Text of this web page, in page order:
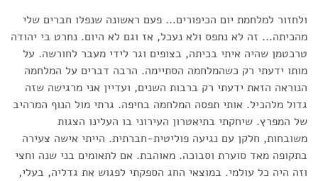
ולחזור למלחמת יום הכיפורים... פעם ראשונה שנפלו חברים שלי
מהכיתה... זה לא נתפס ולא נעכל, אז וגם לא היום. נחרט בי יהודה
טרכטמן שהיה איתי בכיתה, בצופים וגר לידי מעבר לחורשה. על
מותו ידעתי רק כשהמלחמה הסתיימה. הרבה דברים על המלחמה
הנוראה הזאת ידעתי רק ברבות השנים, ועדיין אני מרגישה שזה
גדול מלהכיל. אותי תפסה המלחמה בחיפה. גרתי מול הנוף המרהיב
של המפרץ. שיחקתי בתיאטרון העירוני בו העלינו הצגות
משובחות, חלקן עם נגיעה פוליטית-חברתית. הייתי אישה צעירה
בתקופה מאד סוערת וסבוכה. מאוהבת. אם לתאומים בני שנה וחצי
וזה היה כל עולמי. במוצאי החג הספקתי לפגוש את גדליה, בעלי,